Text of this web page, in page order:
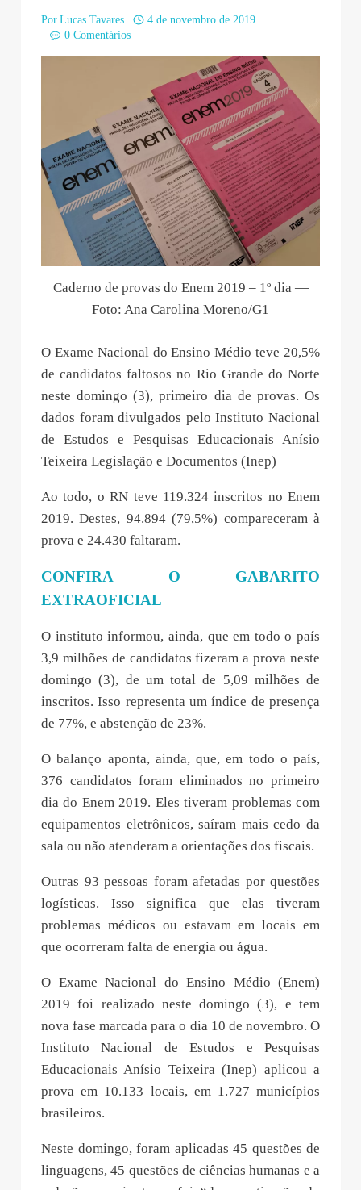
Por Lucas Tavares
4 de novembro de 2019
0 Comentários
Caderno de provas do Enem 2019 – 1º dia —
Foto: Ana Carolina Moreno/G1
O Exame Nacional do Ensino Médio teve 20,5%
de candidatos faltosos no Rio Grande do Norte
neste domingo (3), primeiro dia de provas. Os
dados foram divulgados pelo Instituto Nacional
de Estudos e Pesquisas Educacionais Anísio
Teixeira Legislação e Documentos (Inep)
Ao todo, o RN teve 119.324 inscritos no Enem
2019. Destes, 94.894 (79,5%) compareceram à
prova e 24.430 faltaram.
CONFIRA O GABARITO
EXTRAOFICIAL
O instituto informou, ainda, que em todo o país
3,9 milhões de candidatos fizeram a prova neste
domingo (3), de um total de 5,09 milhões de
inscritos. Isso representa um índice de presença
de 77%, e abstenção de 23%.
O balanço aponta, ainda, que, em todo o país,
376 candidatos foram eliminados no primeiro
dia do Enem 2019. Eles tiveram problemas com
equipamentos eletrônicos, saíram mais cedo da
sala ou não atenderam a orientações dos fiscais.
Outras 93 pessoas foram afetadas por questões
logísticas. Isso significa que elas tiveram
problemas médicos ou estavam em locais em
que ocorreram falta de energia ou água.
O Exame Nacional do Ensino Médio (Enem)
2019 foi realizado neste domingo (3), e tem
nova fase marcada para o dia 10 de novembro. O
Instituto Nacional de Estudos e Pesquisas
Educacionais Anísio Teixeira (Inep) aplicou a
prova em 10.133 locais, em 1.727 municípios
brasileiros.
Neste domingo, foram aplicadas 45 questões de
linguagens, 45 questões de ciências humanas e a